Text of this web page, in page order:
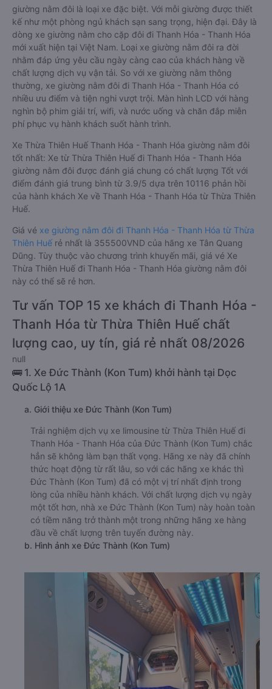
giường nằm đôi là loại xe đặc biệt. Với mỗi giường được thiết
kế như một phòng ngủ khách sạn sang trọng, hiện đại. Đây là
dòng xe giường nằm cho cặp đôi đi Thanh Hóa - Thanh Hóa
mới xuất hiện tại Việt Nam. Loại xe giường nằm đôi ra đời
nhằm đáp ứng yêu cầu ngày càng cao của khách hàng về
chất lượng dịch vụ vận tải. So với xe giường nằm thông
thường, xe giường nằm đôi đi Thanh Hóa - Thanh Hóa có
nhiều ưu điểm và tiện nghi vượt trội. Màn hình LCD với hàng
nghìn bộ phim giải trí, wifi, và nước uống và chăn đắp miễn
phí phục vụ hành khách suốt hành trình.
Xe Thừa Thiên Huế Thanh Hóa - Thanh Hóa giường nằm đôi
tốt nhất: Xe từ Thừa Thiên Huế đi Thanh Hóa - Thanh Hóa
giường nằm đôi được đánh giá chung có chất lượng Tốt với
điểm đánh giá trung bình từ 3.9/5 dựa trên 10116 phản hồi
của hành khách Xe về Thanh Hóa - Thanh Hóa từ Thừa Thiên
Huế.
Giá vé xe giường nằm đôi đi Thanh Hóa - Thanh Hóa từ Thừa
Thiên Huế rẻ nhất là 355500VND của hãng xe Tân Quang
Dũng. Tùy thuộc vào chương trình khuyến mãi, giá vé Xe
Thừa Thiên Huế đi Thanh Hóa - Thanh Hóa giường nằm đôi
này có thể sẽ rẻ hơn.
Tư vấn TOP 15 xe khách đi Thanh Hóa -
Thanh Hóa từ Thừa Thiên Huế chất
lượng cao, uy tín, giá rẻ nhất 08/2026
null
🚌 1. Xe Đức Thành (Kon Tum) khởi hành tại Dọc
Quốc Lộ 1A
a. Giới thiệu xe Đức Thành (Kon Tum)
Trải nghiệm dịch vụ xe limousine từ Thừa Thiên Huế đi
Thanh Hóa - Thanh Hóa của Đức Thành (Kon Tum) chắc
hẳn sẽ không làm bạn thất vọng. Hãng xe này đã chính
thức hoạt động từ rất lâu, so với các hãng xe khác thì
Đức Thành (Kon Tum) đã có một vị trí nhất định trong
lòng của nhiều hành khách. Với chất lượng dịch vụ ngày
một tốt hơn, nhà xe Đức Thành (Kon Tum) này hoàn toàn
có tiềm năng trở thành một trong những hãng xe hàng
đầu về chất lượng trên tuyến đường này.
b. Hình ảnh xe Đức Thành (Kon Tum)